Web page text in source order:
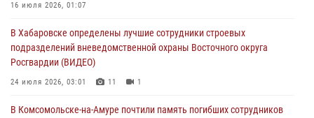
женщине, потерявшей сознание во время массового мероприятия
29 июля 2026, 23:24
В Хабаровске продолжается акция «Каникулы с Росгвардией»
16 июля 2026, 01:07
В Хабаровске определены лучшие сотрудники строевых
подразделений вневедомственной охраны Восточного округа
Росгвардии (ВИДЕО)
24 июля 2026, 03:01 11 1
В Комсомольске-на-Амуре почтили память погибших сотрудников